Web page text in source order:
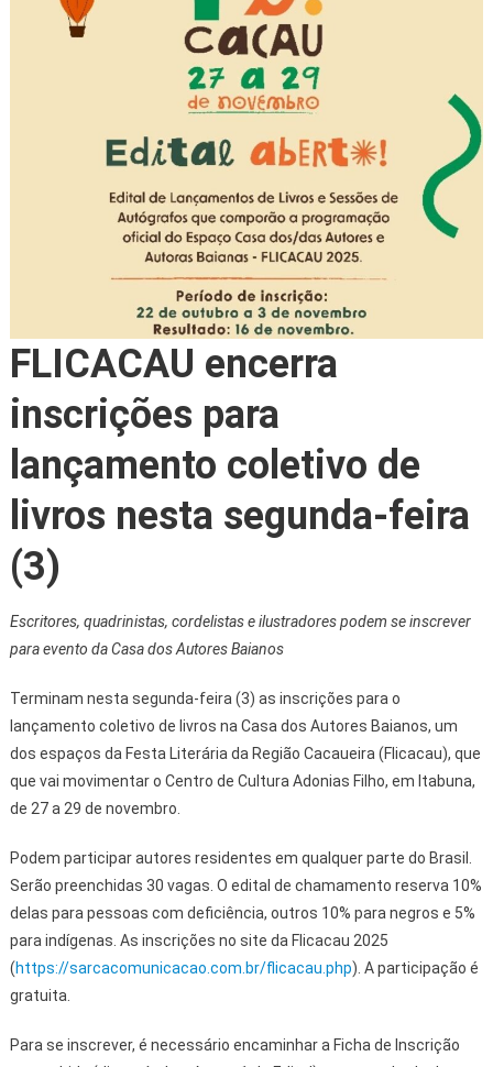
FLICACAU encerra
inscrições para
lançamento coletivo de
livros nesta segunda-feira
(3)
Escritores, quadrinistas, cordelistas e ilustradores podem se inscrever
para evento da Casa dos Autores Baianos
Terminam nesta segunda-feira (3) as inscrições para o
lançamento coletivo de livros na Casa dos Autores Baianos, um
dos espaços da Festa Literária da Região Cacaueira (Flicacau), que
que vai movimentar o Centro de Cultura Adonias Filho, em Itabuna,
de 27 a 29 de novembro.
Podem participar autores residentes em qualquer parte do Brasil.
Serão preenchidas 30 vagas. O edital de chamamento reserva 10%
delas para pessoas com deficiência, outros 10% para negros e 5%
para indígenas. As inscrições no site da Flicacau 2025
(https://sarcacomunicacao.com.br/flicacau.php). A participação é
gratuita.
Para se inscrever, é necessário encaminhar a Ficha de Inscrição